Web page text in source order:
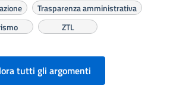
Trasparenza amministrativa
ZTL
tutti gli argomenti